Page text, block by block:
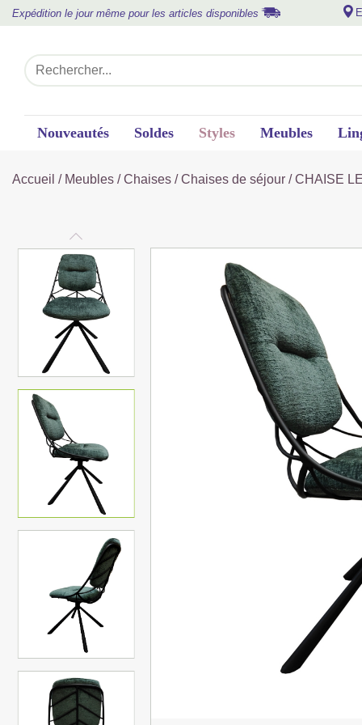
Expédition le jour même pour les articles disponibles
Nouveautés Soldes Styles Meubles
Accueil / Meubles /Chaises /Chaises de séjour / CHAISE